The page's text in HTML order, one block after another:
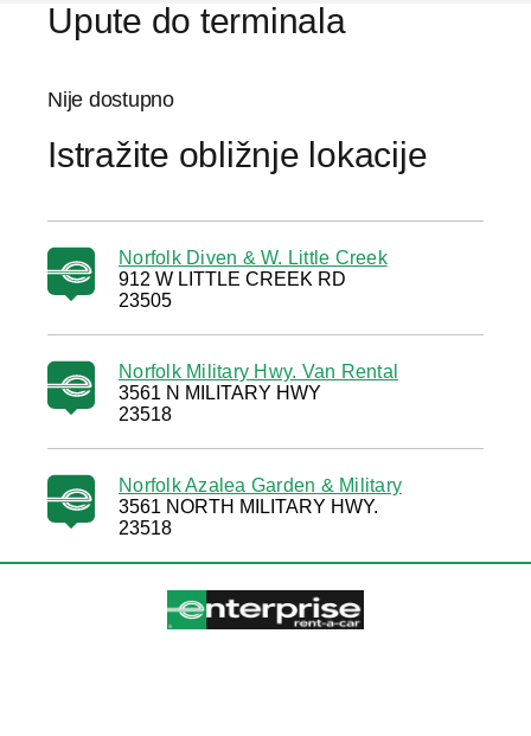
Upute do terminala
Nije dostupno
Istražite obližnje lokacije
Norfolk Diven & W. Little Creek
912 W LITTLE CREEK RD
23505
Norfolk Military Hwy. Van Rental
3561 N MILITARY HWY
23518
Norfolk Azalea Garden & Military
3561 NORTH MILITARY HWY.
23518